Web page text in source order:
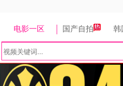
电影一区 国产自拍 韩